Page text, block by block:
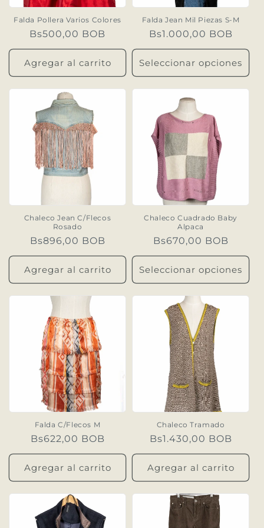
n
:
Falda Pollera Varios Colores
Precio
habitual
Bs500,00 BOB
Agregar al carrito
Falda Jean Mil Piezas S-M
Precio
habitual
Bs1.000,00 BOB
Seleccionar opciones
Chaleco Jean C/Flecos
Rosado
Precio
habitual
Bs896,00 BOB
Agregar al carrito
Chaleco Cuadrado Baby
Alpaca
Precio
habitual
Bs670,00 BOB
Seleccionar opciones
Falda C/Flecos M
Precio
habitual
Bs622,00 BOB
Agregar al carrito
Chaleco Tramado
Precio
habitual
Bs1.430,00 BOB
Agregar al carrito